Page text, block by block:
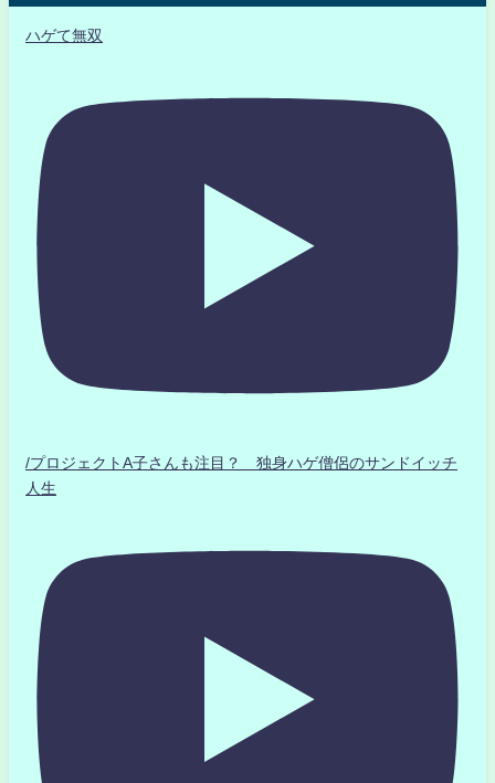
ハゲて無双
/プロジェクトA子さんも注目？ 独身ハゲ僧侶のサンドイッチ
人生